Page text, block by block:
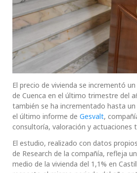
El precio de vivienda se incrementó
de Cuenca en el último trimestre del
también se ha incrementado hasta un
el último informe de Gesvalt,
consultoría, valoración y actuaciones
El estudio, realizado con datos
de Research de la compañía, refleja
medio de la vivienda del 1,1% en